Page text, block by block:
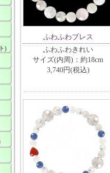
)
ふわふわブレス
ふわふわきれい
サイズ(内周)：約18cm
3,740円(税込)